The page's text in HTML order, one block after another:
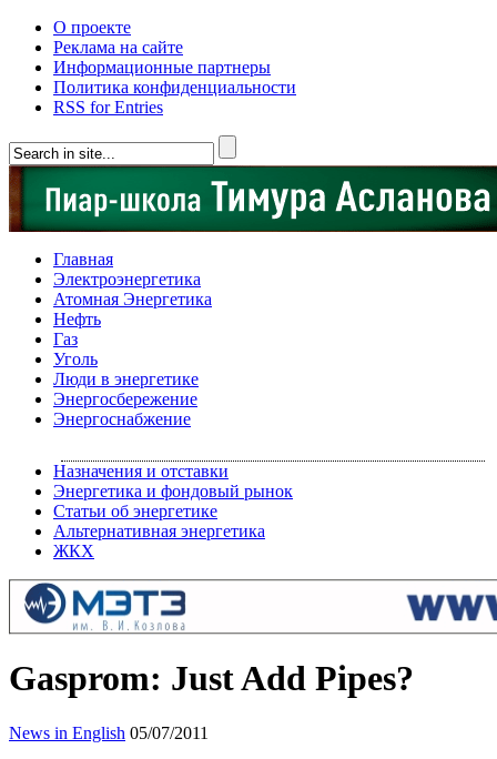
О проекте
Реклама на сайте
Информационные партнеры
Политика конфиденциальности
RSS for Entries
Главная
Электроэнергетика
Атомная Энергетика
Нефть
Газ
Уголь
Люди в энергетике
Энергосбережение
Энергоснабжение
Назначения и отставки
Энергетика и фондовый рынок
Статьи об энергетике
Альтернативная энергетика
ЖКХ
Gasprom: Just Add Pipes?
News in English 05/07/2011